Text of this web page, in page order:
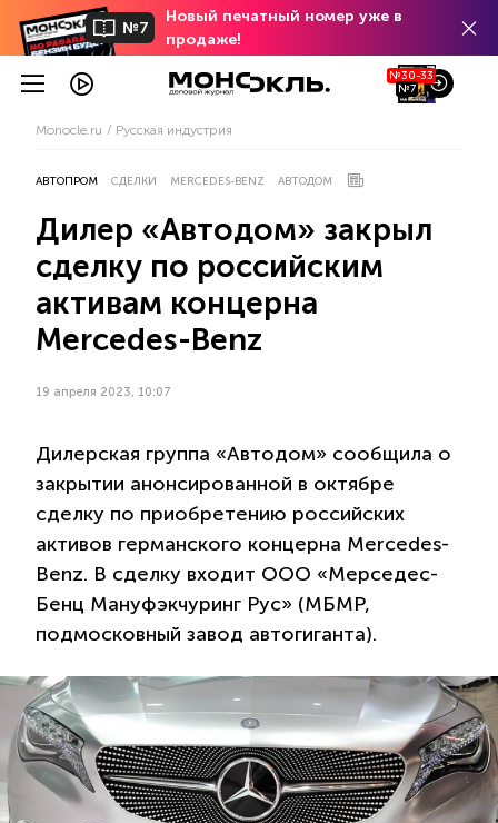
№7
Новый печатный номер уже в
продаже!
№30-33
№7
Monocle.ru Русская индустрия
АВТОПРОМ СДЕЛКИ MERCEDES-BENZ АВТОДОМ
Дилер «Автодом» закрыл
сделку по российским
активам концерна
Mercedes-Benz
19 апреля 2023, 10:07
Дилерская группа «Автодом» сообщила о
закрытии анонсированной в октябре
сделку по приобретению российских
активов германского концерна Mercedes-
Benz. В сделку входит ООО «Мерседес-
Бенц Мануфэкчуринг Рус» (МБМР,
подмосковный завод автогиганта).